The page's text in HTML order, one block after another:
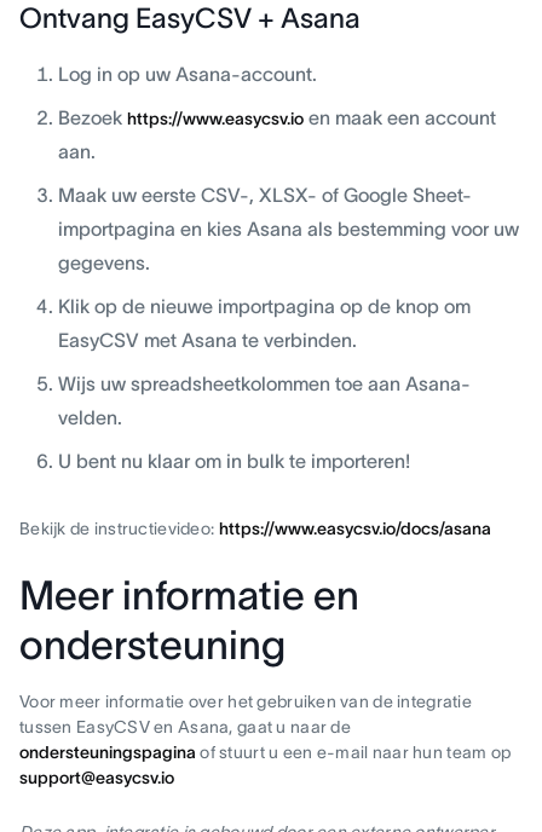
Ontvang EasyCSV + Asana
Log in op uw Asana-account.
Bezoek https://www.easycsv.io en maak een account
aan.
Maak uw eerste CSV-, XLSX- of Google Sheet-
importpagina en kies Asana als bestemming voor uw
gegevens.
Klik op de nieuwe importpagina op de knop om
EasyCSV met Asana te verbinden.
Wijs uw spreadsheetkolommen toe aan Asana-
velden.
U bent nu klaar om in bulk te importeren!
Bekijk de instructievideo: https://www.easycsv.io/docs/asana
Meer informatie en
ondersteuning
Voor meer informatie over het gebruiken van de integratie
tussen EasyCSV en Asana, gaat u naar de
ondersteuningspagina of stuurt u een e-mail naar hun team op
support@easycsv.io